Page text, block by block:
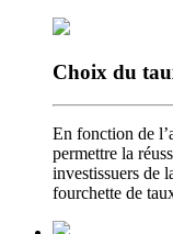
Choix du
En fonction de
permettre la
investissuers de
fourchette de